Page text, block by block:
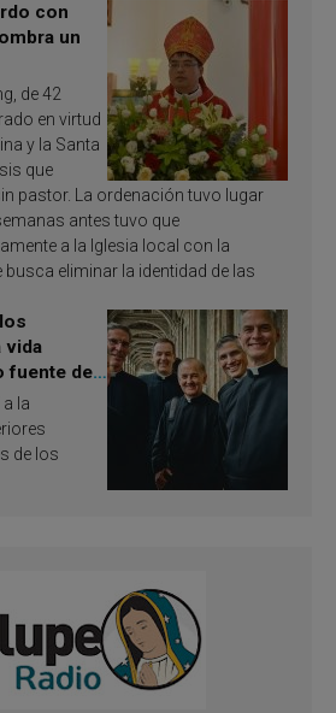
con
un
de 42
en virtud
y la Santa
que
pastor. La ordenación tuvo lugar
antes tuvo que
a la Iglesia local con la
eliminar la identidad de las
vida
fuente de
a la
de los